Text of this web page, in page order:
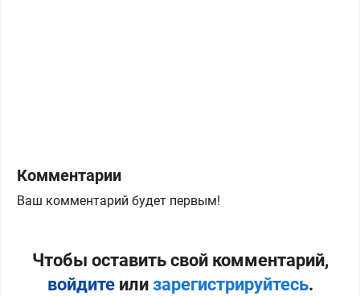
Комментарии
Ваш комментарий будет первым!
Чтобы оставить свой комментарий,
войдитеили зарегистрируйтесь.